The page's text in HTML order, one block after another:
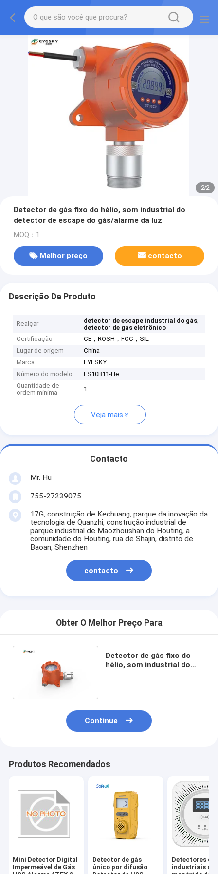
2/2
Detector de gás fixo do hélio, som industrial do
detector de escape do gás/alarme da luz
MOQ：1
Melhor preço contacto
Descrição De Produto
Realçar detector de escape industrial do gás,
detector de gás eletrônico
Certificação
CE，ROSH，FCC，SIL
Lugar de origem
China
Marca
EYESKY
Número do modelo
ES10B11-He
Quantidade de
ordem mínima
1
Veja mais
Contacto
Mr. Hu
755-27239075
17G, construção de Kechuang, parque da inovação da
tecnologia de Quanzhi, construção industrial de
parque industrial de Maozhoushan do Houting, a
comunidade do Houting, rua de Shajin, distrito de
Baoan, Shenzhen
contacto
Obter O Melhor Preço Para
Detector de gás fixo do
hélio, som industrial do
Continue
Produtos Recomendados
Mini Detector Digital
Impermeável de Gás
Detector de gás
único por difusão
Detectores de
industriais do